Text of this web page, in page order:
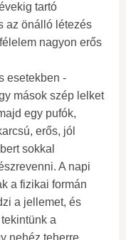
tartó
az önálló létezés
nagyon erős
esetekben -
mások szép lelket
egy pufók,
erős, jól
sokkal
A napi
a fizikai formán
a jellemet, és
a
nehéz teherre,